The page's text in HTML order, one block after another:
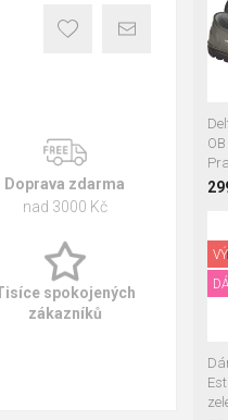
Doprava zdarma
nad 3000 Kč
spokojených
zákazníků